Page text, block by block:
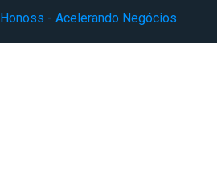
Honoss - Acelerando Negócios